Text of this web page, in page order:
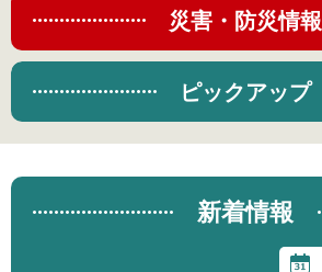
災害・防災情報
ピックアップ
新着情報